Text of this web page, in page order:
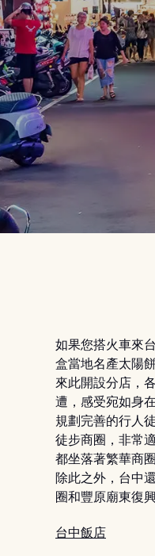
如果您搭火車來
盒當地名產太陽餅
來此開設分店，
遭，感受宛如身
規劃完善的行人
徒步商圈，非常
都坐落著繁華商
除此之外，台中
圈和豐原廟東復
台中飯店